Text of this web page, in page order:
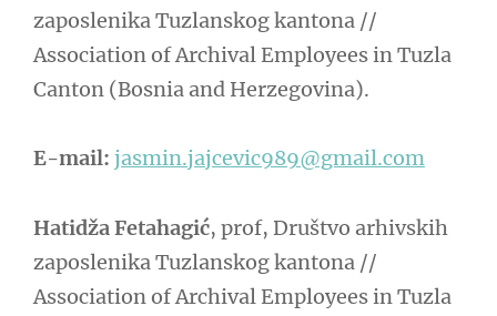
zaposlenika Tuzlanskog kantona //
Association of Archival Employees in Tuzla
Canton (Bosnia and Herzegovina).
E-mail: jasmin.jajcevic989@gmail.com
Hatidža Fetahagić, prof, Društvo arhivskih
zaposlenika Tuzlanskog kantona //
Association of Archival Employees in Tuzla